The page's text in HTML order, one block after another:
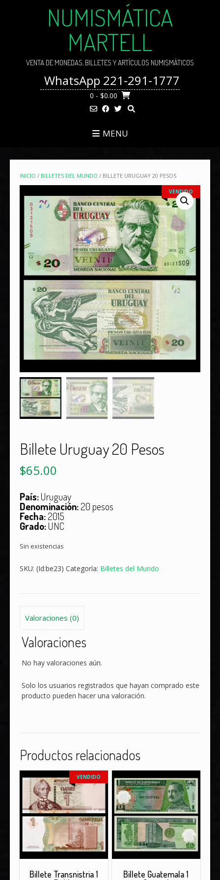
NUMISMÁTICA
MARTELL
VENTA DE MONEDAS, BILLETES Y ARTÍCULOS NUMISMÁTICOS
WhatsApp 221-291-1777
0 - $0.00
MENU
INICIO / BILLETES DEL MUNDO / BILLETE URUGUAY 20 PESOS
VENDIDO
Billete Uruguay 20 Pesos
$65.00
País:Uruguay
Denominación:20 pesos
Fecha:2015
Grado:UNC
Sin existencias
SKU: (Id:be23) Categoría: Billetes del Mundo
Valoraciones (0)
Valoraciones
No hay valoraciones aún.
Solo los usuarios registrados que hayan comprado este
producto pueden hacer una valoración.
Productos relacionados
VENDIDO
Billete Transnistria 1
Billete Guatemala 1